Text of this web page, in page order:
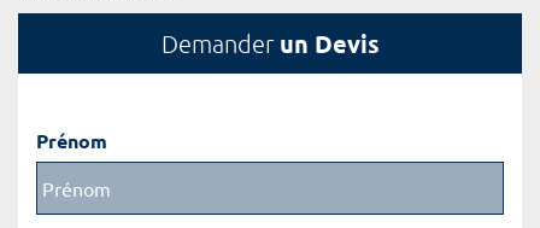
Demander un Devis
Prénom